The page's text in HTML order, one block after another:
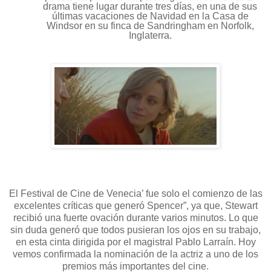
drama tiene lugar durante tres días, en una de sus
últimas vacaciones de Navidad en la Casa de
Windsor en su finca de Sandringham en Norfolk,
Inglaterra.
El Festival de Cine de Venecia’ fue solo el comienzo de las
excelentes críticas que generó Spencer”, ya que, Stewart
recibió una fuerte ovación durante varios minutos. Lo que
sin duda generó que todos pusieran los ojos en su trabajo,
en esta cinta dirigida por el magistral Pablo Larraín. Hoy
vemos confirmada la nominación de la actriz a uno de los
premios más importantes del cine.